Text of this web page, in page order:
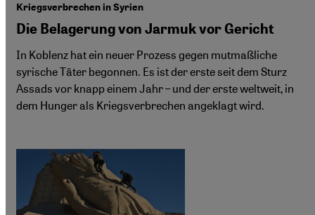
Kriegsverbrechen in Syrien
Die Belagerung von Jarmuk vor Gericht
In Koblenz hat ein neuer Prozess gegen mutmaßliche
syrische Täter begonnen. Es ist der erste seit dem Sturz
Assads vor knapp einem Jahr – und der erste weltweit, in
dem Hunger als Kriegsverbrechen angeklagt wird.